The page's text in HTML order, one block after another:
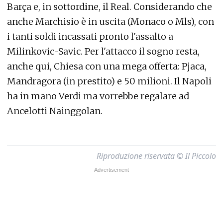
Barça e, in sottordine, il Real. Considerando che
anche Marchisio è in uscita (Monaco o Mls), con
i tanti soldi incassati pronto l'assalto a
Milinkovic-Savic. Per l'attacco il sogno resta,
anche qui, Chiesa con una mega offerta: Pjaca,
Mandragora (in prestito) e 50 milioni. Il Napoli
ha in mano Verdi ma vorrebbe regalare ad
Ancelotti Nainggolan.
Riproduzione riservata © Il Piccolo